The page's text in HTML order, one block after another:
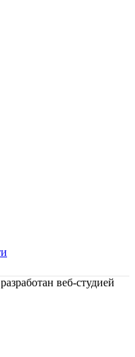
веб-студией